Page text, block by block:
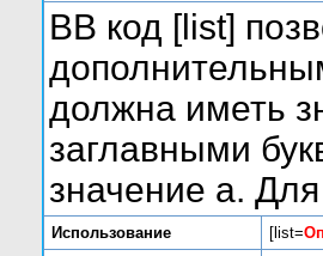
BB код [list]
должна иметь
заглавными
значение а.
Использование [list=